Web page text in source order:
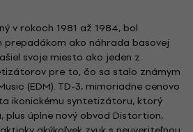
v rokoch 1981 až 1984, bol
prepadákom ako náhrada basovej
svoje miesto ako jeden z
pre to, čo sa stalo známym
(EDM). TD-3, mimoriadne cenovo
ikonickému syntetizátoru, ktorý
plus úplne nový obvod Distortion,